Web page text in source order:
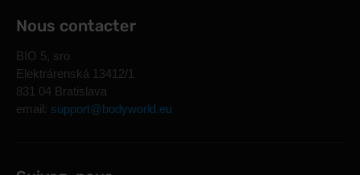
Nous contacter
BIO 5, sro
Elektrárenská 13412/1
831 04 Bratislava
email: support@bodyworld.eu